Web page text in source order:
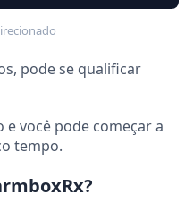
pode se qualificar
você pode começar a
tempo.